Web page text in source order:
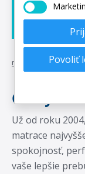
Doprava
Expedicia
mpo-matrace.sk •
Český
Už od roku
matrace
spokojnosť,
vaše lepšie
Povoliť